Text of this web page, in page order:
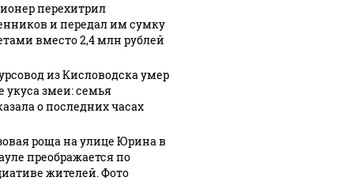
раскаленном
автомобиле
перехитрил
и передал им сумку
вместо 2,4 млн рублей
из Кисловодска умер
укуса змеи: семья
о последних часах
роща на улице Юрина в
преображается по
жителей. Фото